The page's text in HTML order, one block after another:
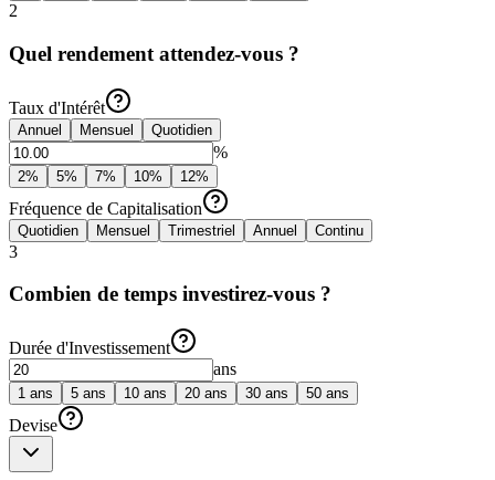
2
Quel rendement attendez-vous ?
Taux d'Intérêt
Annuel Mensuel Quotidien
%
2% 5% 7% 10% 12%
Fréquence de Capitalisation
Quotidien Mensuel Trimestriel Annuel Continu
3
Combien de temps investirez-vous ?
Durée d'Investissement
ans
1 ans 5 ans 10 ans 20 ans 30 ans 50 ans
Devise